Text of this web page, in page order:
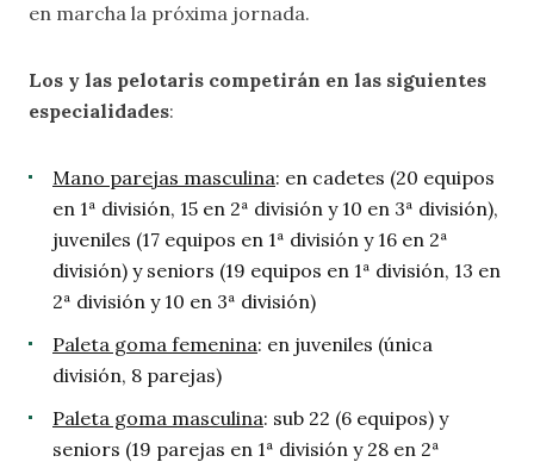
en marcha la próxima jornada.
Los y las pelotaris competirán en las siguientes
especialidades:
Mano parejas masculina: en cadetes (20 equipos
en 1ª división, 15 en 2ª división y 10 en 3ª división),
juveniles (17 equipos en 1ª división y 16 en 2ª
división) y seniors (19 equipos en 1ª división, 13 en
2ª división y 10 en 3ª división)
Paleta goma femenina: en juveniles (única
división, 8 parejas)
Paleta goma masculina: sub 22 (6 equipos) y
seniors (19 parejas en 1ª división y 28 en 2ª